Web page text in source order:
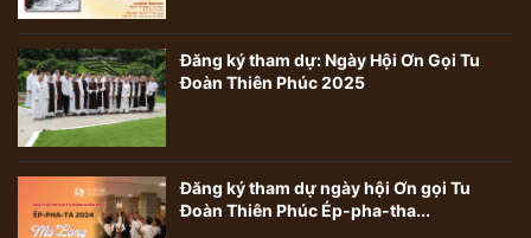
Đăng ký tham dự: Ngày Hội Ơn Gọi Tu
Đoàn Thiên Phúc 2025
Đăng ký tham dự ngày hội Ơn gọi Tu
Đoàn Thiên Phúc Ép-pha-tha...